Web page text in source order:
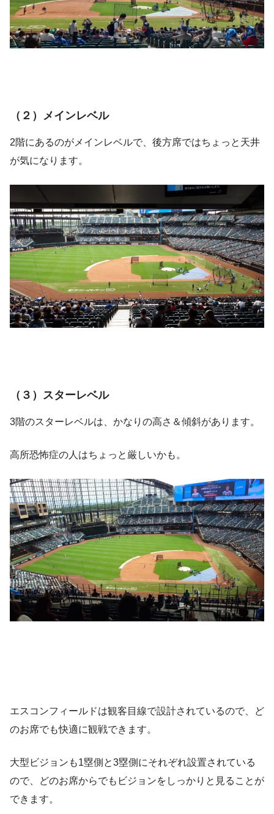
（２）メインレベル
2階にあるのがメインレベルで、後方席ではちょっと天井
が気になります。
（３）スターレベル
3階のスターレベルは、かなりの高さ＆傾斜があります。
高所恐怖症の人はちょっと厳しいかも。
エスコンフィールドは観客目線で設計されているので、ど
のお席でも快適に観戦できます。
大型ビジョンも1塁側と3塁側にそれぞれ設置されている
ので、どのお席からでもビジョンをしっかりと見ることが
できます。